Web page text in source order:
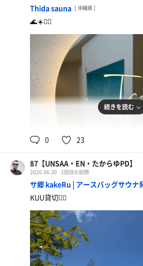
Thida sauna [ 沖縄県 ]
🌊☀️🧖‍♂️
続きを読む
0 23
87【UNSAA・EN・たからゆPD】
2026.06.30 2回目の訪問
サ郷 kakeRu | アースバッグサウナ
KUU貸切🧖‍♂️